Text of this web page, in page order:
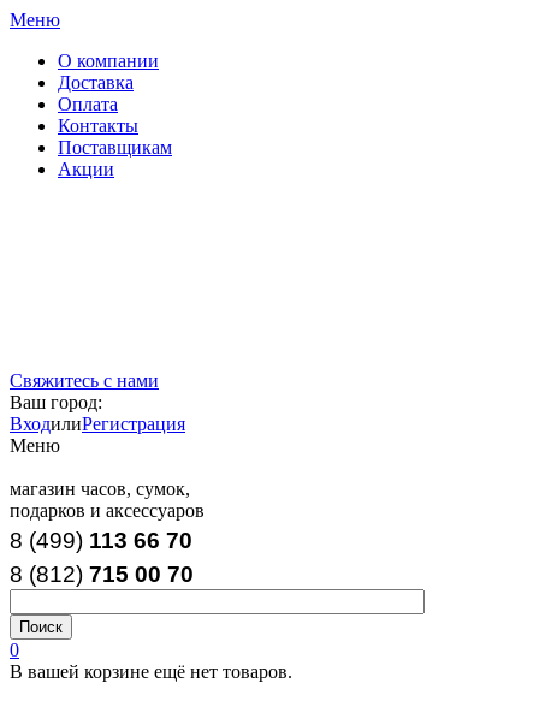
Меню
О компании
Доставка
Оплата
Контакты
Поставщикам
Акции
Свяжитесь с нами
Ваш город:
ВходилиРегистрация
Меню
магазин часов, сумок,
подарков и аксессуаров
8 (499) 113 66 70
8 (812) 715 00 70
0
В вашей корзине ещё нет товаров.